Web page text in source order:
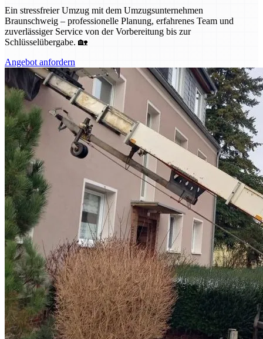
Ein stressfreier Umzug mit dem Umzugsunternehmen
Braunschweig – professionelle Planung, erfahrenes Team und
zuverlässiger Service von der Vorbereitung bis zur
Schlüsselübergabe. 🏡
Angebot anfordern